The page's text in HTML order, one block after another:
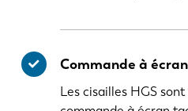
Commande à
Les cisailles HGS